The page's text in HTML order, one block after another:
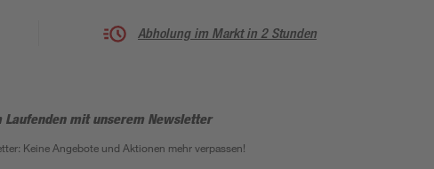
Abholung im Markt in 2 Stunden
Laufenden mit unserem Newsletter
Keine Angebote und Aktionen mehr verpassen!